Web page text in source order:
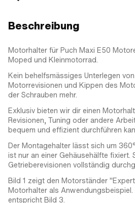
Beschreibung
Motorhalter für Puch Maxi E50
Moped und Kleinmotorrad.
Kein behelfsmässiges Unterlegen
Motorrevisionen und Kippen des
der Schrauben mehr.
Exklusiv bieten wir dir einen
Revisionen, Tuning oder andere
bequem und effizient durchführen
Der Montagehalter lässt sich um
ist nur an einer Gehäusehälfte fixiert.
Getrieberevisionen vollständig
Bild 1 zeigt den Motorständer
Motorhalter als Anwendungsbeispiel.
entspricht Bild 3.